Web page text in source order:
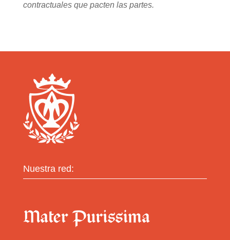
contractuales que pacten las partes.
Nuestra red: